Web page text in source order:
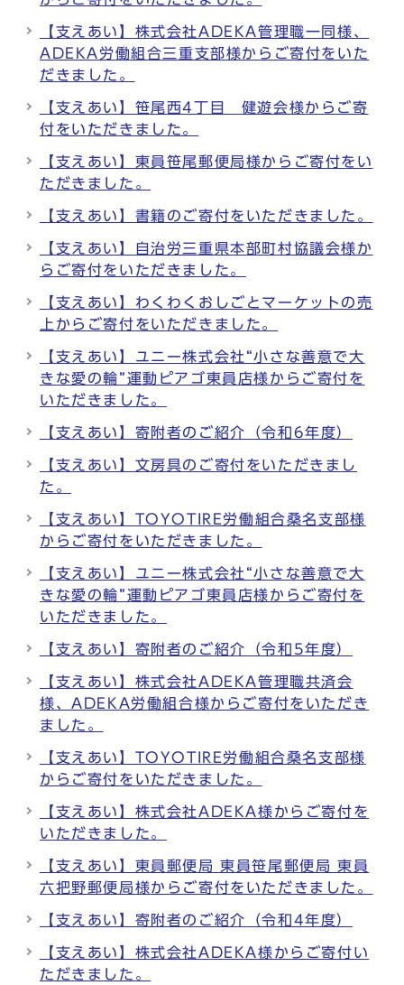
【支えあい】株式会社ADEKA管理職一同様、
ADEKA労働組合三重支部様からご寄付をいた
だきました。
【支えあい】笹尾西4丁目 健遊会様からご寄
付をいただきました。
【支えあい】東員笹尾郵便局様からご寄付をい
ただきました。
【支えあい】書籍のご寄付をいただきました。
【支えあい】自治労三重県本部町村協議会様か
らご寄付をいただきました。
【支えあい】わくわくおしごとマーケットの売
上からご寄付をいただきました。
【支えあい】ユニー株式会社“小さな善意で大
きな愛の輪”運動ピアゴ東員店様からご寄付を
いただきました。
【支えあい】寄附者のご紹介（令和6年度）
【支えあい】文房具のご寄付をいただきまし
た。
【支えあい】TOYOTIRE労働組合桑名支部様
からご寄付をいただきました。
【支えあい】ユニー株式会社“小さな善意で大
きな愛の輪”運動ピアゴ東員店様からご寄付を
いただきました。
【支えあい】寄附者のご紹介（令和5年度）
【支えあい】株式会社ADEKA管理職共済会
様、ADEKA労働組合様からご寄付をいただき
ました。
【支えあい】TOYOTIRE労働組合桑名支部様
からご寄付をいただきました。
【支えあい】株式会社ADEKA様からご寄付を
いただきました。
【支えあい】東員郵便局 東員笹尾郵便局 東員
六把野郵便局様からご寄付をいただきました。
【支えあい】寄附者のご紹介（令和4年度）
【支えあい】株式会社ADEKA様からご寄付い
ただきました。